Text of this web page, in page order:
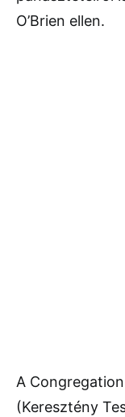
O’Brien ellen.
A
(Keresztény